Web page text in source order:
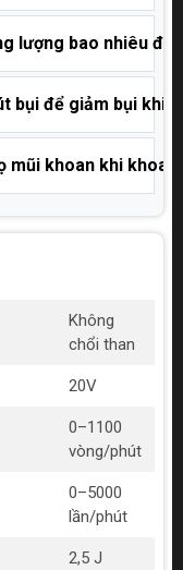
lượng bao nhiêu
bụi để giảm bụi khi
mũi khoan khi
Không
chổi than
20V
0–1100
vòng/phút
0–5000
lần/phút
2,5 J